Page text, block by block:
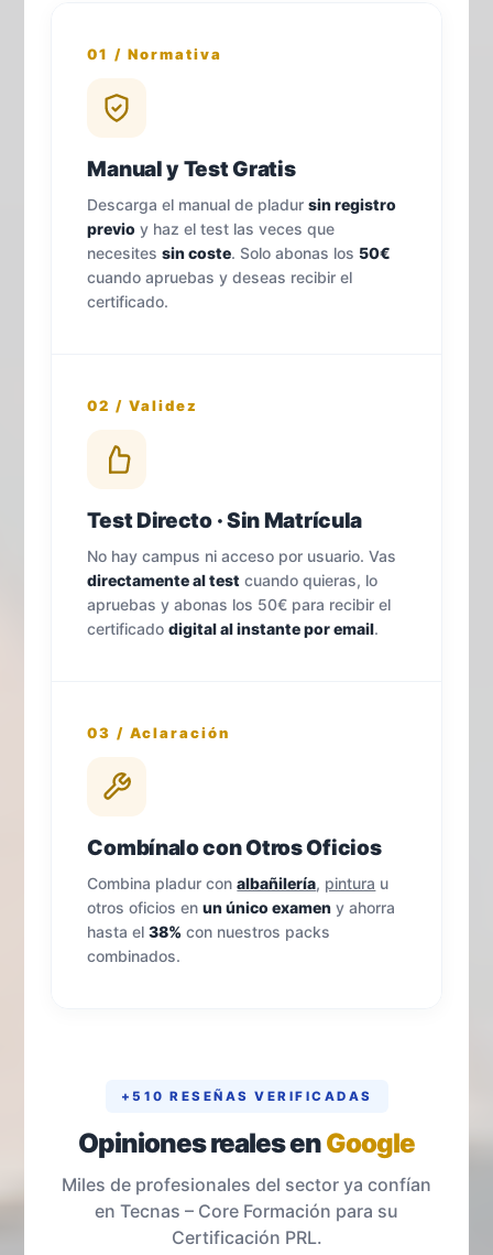
01 / Normativa
Manual y Test Gratis
Descarga el manual de pladursin registro
previo y haz el test las veces que
necesitessin coste. Solo abonas los 50€
cuando apruebas y deseas recibir el
certificado.
02 / Validez
Test Directo · Sin Matrícula
No hay campus ni acceso por usuario. Vas
directamente al test cuando quieras, lo
apruebas y abonas los 50€ para recibir el
certificadodigital al instante por email.
03 / Aclaración
Combínalo con Otros Oficios
Combina pladur conalbañilería, pintura u
otros oficios enun único examen y ahorra
hasta el38% con nuestros packs
combinados.
+510 RESEÑAS VERIFICADAS
Opiniones reales enGoogle
Miles de profesionales del sector ya confían
en Tecnas – Core Formación para su
Certificación PRL.